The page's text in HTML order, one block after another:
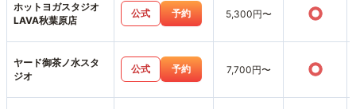
ホットヨガスタジオ
LAVA秋葉原店
公式 予約 5,300円〜 ○
ヤード御茶ノ水スタ
ジオ
公式 予約 7,700円〜 ○